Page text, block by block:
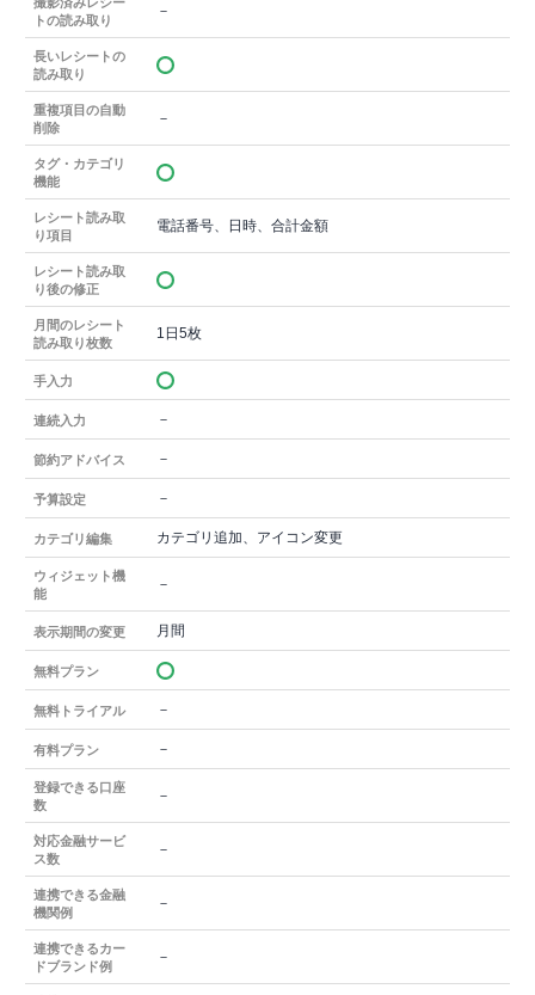
トの読み取り
－
長いレシートの
読み取り
重複項目の自動
削除
－
タグ・カテゴリ
機能
レシート読み取
り項目
電話番号、日時、合計金額
レシート読み取
り後の修正
月間のレシート
読み取り枚数
1日5枚
手入力
連続入力 －
節約アドバイス －
予算設定 －
カテゴリ編集 カテゴリ追加、アイコン変更
ウィジェット機
能
－
表示期間の変更 月間
無料プラン
無料トライアル －
有料プラン －
登録できる口座
数
－
対応金融サービ
ス数
－
連携できる金融
機関例
－
連携できるカー
ドブランド例
－